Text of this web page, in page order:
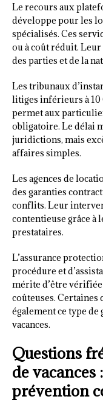
Le recours aux
développe pour les
spécialisés. Ces
ou à coût réduit.
des parties et de la
Les tribunaux
litiges inférieurs à
permet aux
obligatoire. Le délai
juridictions, mais
affaires simples.
Les agences de
des garanties
conflits. Leur
contentieuse grâce à
prestataires.
L’assurance
procédure et
mérite d’être vérifiée
coûteuses.
également ce type
vacances.
Questions
de vacances
prévention